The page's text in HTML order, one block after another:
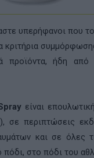
υπερήφανοι που το
κριτήρια
προϊόντα, ήδη
είναι
σε περιπτώσεις
και σε όλες
στο πόδι του